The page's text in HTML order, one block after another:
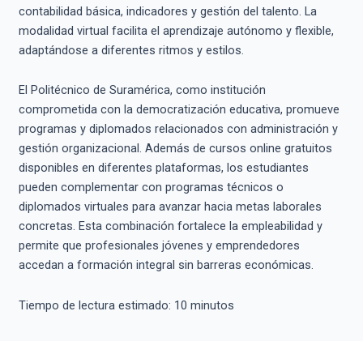
contabilidad básica, indicadores y gestión del talento. La
modalidad virtual facilita el aprendizaje autónomo y flexible,
adaptándose a diferentes ritmos y estilos.
El Politécnico de Suramérica, como institución
comprometida con la democratización educativa, promueve
programas y diplomados relacionados con administración y
gestión organizacional. Además de cursos online gratuitos
disponibles en diferentes plataformas, los estudiantes
pueden complementar con programas técnicos o
diplomados virtuales para avanzar hacia metas laborales
concretas. Esta combinación fortalece la empleabilidad y
permite que profesionales jóvenes y emprendedores
accedan a formación integral sin barreras económicas.
Tiempo de lectura estimado: 10 minutos